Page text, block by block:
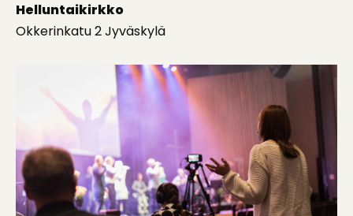
Helluntaikirkko
Okkerinkatu 2 Jyväskylä